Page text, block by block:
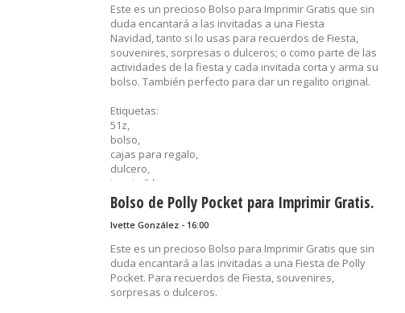
......
Este es un precioso Bolso para Imprimir Gratis que sin
duda encantará a las invitadas a una Fiesta
Navidad, tanto si lo usas para recuerdos de Fiesta,
souvenires, sorpresas o dulceros; o como parte de las
actividades de la fiesta y cada invitada corta y arma su
bolso. También perfecto para dar un regalito original.
Etiquetas:
51z,
bolso,
cajas para regalo,
dulcero,
imprimibles,
muñecos de nieve,
Navidad,
recuerditos,
souvenirs
......
Bolso de Polly Pocket para Imprimir Gratis.
Ivette González - 16:00
Este es un precioso Bolso para Imprimir Gratis que sin
duda encantará a las invitadas a una Fiesta de Polly
Pocket. Para recuerdos de Fiesta, souvenires,
sorpresas o dulceros.